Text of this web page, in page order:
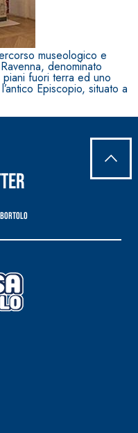
museologico e
denominato
fuori terra ed uno
Episcopio, situato a
Bortolo